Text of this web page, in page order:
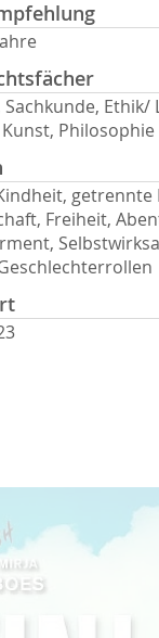
Ethik/
Philosophie
getrennte
Freiheit,